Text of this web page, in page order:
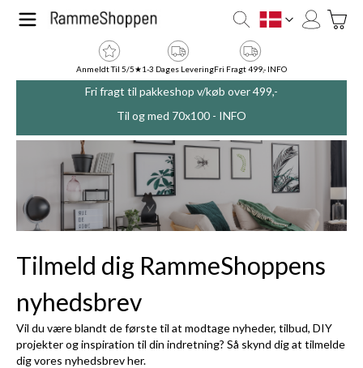
Skip to Content
DK
Anmeldt Til 5/5★1-3 Dages LeveringFri Fragt 499,- INFO
Fri fragt til pakkeshop v/køb over 499,-
Til og med 70x100 - INFO
Tilmeld dig RammeShoppens
nyhedsbrev
Vil du være blandt de første til at modtage nyheder, tilbud, DIY
projekter og inspiration til din indretning? Så skynd dig at tilmelde
dig vores nyhedsbrev her.